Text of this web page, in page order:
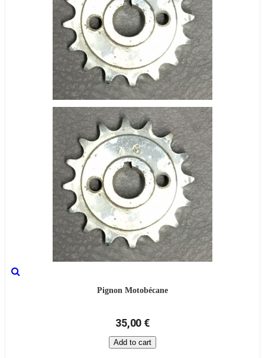
Pignon Motobécane
35,00 €
Add to cart